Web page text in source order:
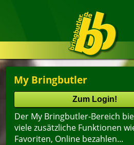
My Bringbutler
Der My Bringbutler-Bereich
viele zusätzliche Funktionen
Favoriten, Online bezahlen...